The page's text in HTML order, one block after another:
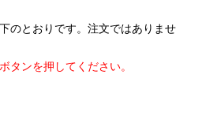
のとおりです。注文ではありませ
タンを押してください。